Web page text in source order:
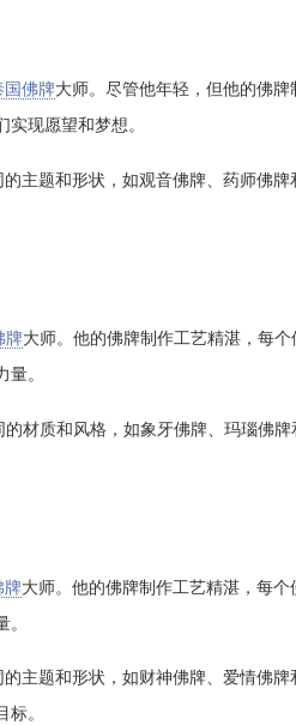
国佛牌大师。尽管他年轻，但他的佛
现愿望和梦想。
主题和形状，如观音佛牌、药师佛
牌大师。他的佛牌制作工艺精湛，每
。
材质和风格，如象牙佛牌、玛瑙佛
牌大师。他的佛牌制作工艺精湛，每
主题和形状，如财神佛牌、爱情佛
。